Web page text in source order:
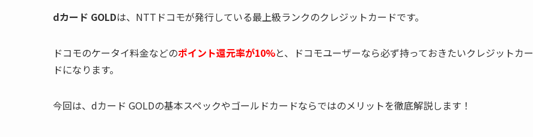
dカード GOLDは、NTTドコモが発行している最上級ランクのクレジットカードです。
ドコモのケータイ料金などのポイント還元率が10%と、ドコモユーザーなら必ず持っておきたいクレジットカー
ドになります。
今回は、dカード GOLDの基本スペックやゴールドカードならではのメリットを徹底解説します！